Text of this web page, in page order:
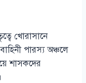
খোরাসানে
পারস্য অঞ্চলে
শাসকদের